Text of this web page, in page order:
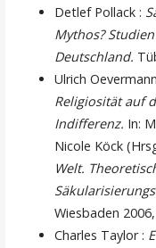
Detlef Pollack :
Mythos?
Deutschland.
Ulrich
Religiosität auf
Indifferenz. In:
Nicole Köck
Welt.
Wiesbaden
Charles Taylor :